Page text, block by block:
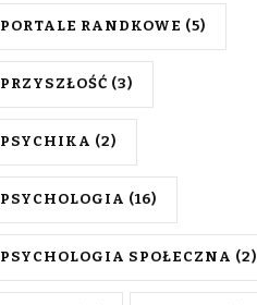
PORTALE RANDKOWE (5)
PRZYSZŁOŚĆ (3)
PSYCHIKA (2)
PSYCHOLOGIA (16)
PSYCHOLOGIA SPOŁECZNA (2)